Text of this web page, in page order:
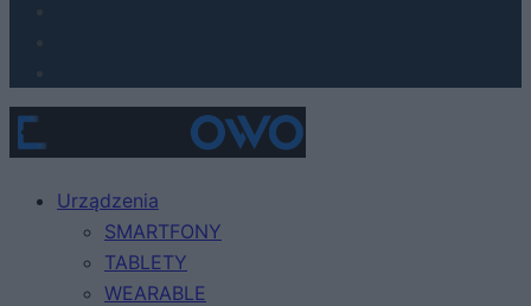
Urządzenia
SMARTFONY
TABLETY
WEARABLE